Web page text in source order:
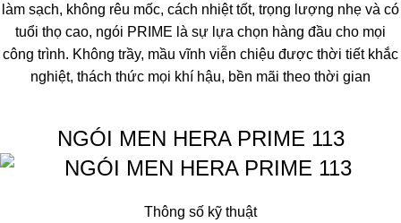
làm sạch, không rêu mốc, cách nhiệt tốt, trọng lượng nhẹ và có
tuổi thọ cao, ngói PRIME là sự lựa chọn hàng đầu cho mọi
công trình. Không trầy, mầu vĩnh viễn chiệu được thời tiết khắc
nghiệt, thách thức mọi khí hậu, bền mãi theo thời gian
NGÓI MEN HERA PRIME 113
Thông số kỹ thuật